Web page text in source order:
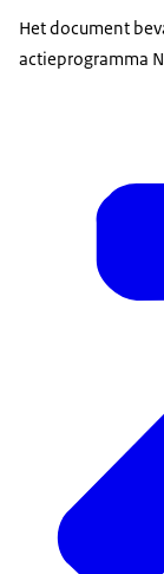
Het document
actieprogramma